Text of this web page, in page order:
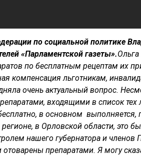
по социальной политике
«Парламентской газеты».
по бесплатным рецептам их
компенсация льготникам,
очень актуальный вопрос.
входящими в список тех
в основном
в Орловской области, это
нашего губернатора и членов
препаратами. Я могу